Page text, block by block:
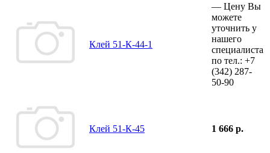
Клей 51-К-44-1
— Цену Вы
можете
уточнить у
нашего
специалиста
по тел.: +7
(342) 287-
50-90
Клей 51-К-45 1 666 р.